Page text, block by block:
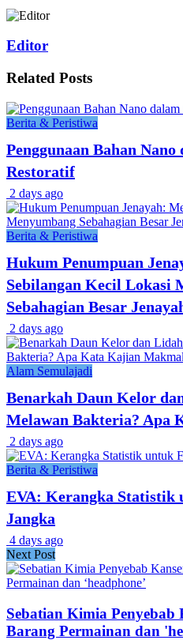
Editor
Related Posts
Berita & Peristiwa
Penggunaan Bahan
Restoratif
2 days ago
Berita & Peristiwa
Hukum Penumpuan
Sebilangan Kecil Lokasi
Sebahagian Besar
2 days ago
Alam Semulajadi
Benarkah Daun Kelor
Melawan Bakteria? Apa
2 days ago
Berita & Peristiwa
EVA: Kerangka Statistik
Jangka
4 days ago
Next Post
Sebatian Kimia Penyebab
Barang Permainan dan